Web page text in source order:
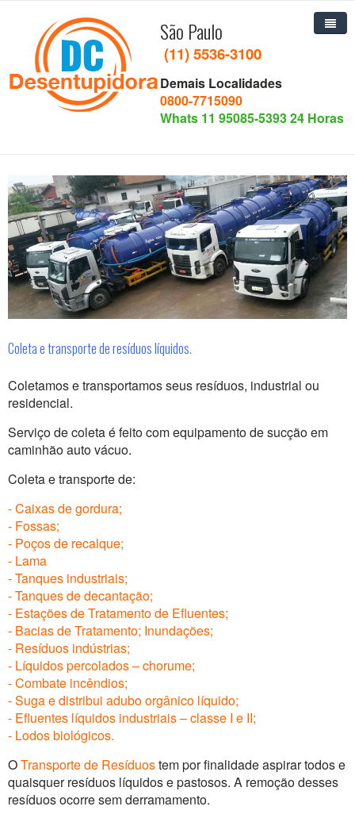
São Paulo
(11) 5536-3100
Demais Localidades
0800-7715090
Whats 11 95085-5393 24 Horas
Coleta e transporte de resíduos líquidos.
Coletamos e transportamos seus resíduos, industrial ou
residencial.
Serviço de coleta é feito com equipamento de sucção em
caminhão auto vácuo.
Coleta e transporte de:
- Caixas de gordura;
- Fossas;
- Poços de recalque;
- Lama
- Tanques industriais;
- Tanques de decantação;
- Estações de Tratamento de Efluentes;
- Bacias de Tratamento; Inundações;
- Resíduos indústrias;
- Líquidos percolados – chorume;
- Combate incêndios;
- Suga e distribui adubo orgânico líquido;
- Efluentes líquidos industriais – classe I e II;
- Lodos biológicos.
OTransporte de Resíduostem por finalidade aspirar todos e
quaisquer resíduos líquidos e pastosos. A remoção desses
resíduos ocorre sem derramamento.
Home
Desentupimento
Hidrojateamento
Alta-Pressão
Limpa Fossa
Esgotamento de Lama
Esgotamento de caixa de gordura
Limpeza de PV | Poços
Coleta e Transporte de Residuos
Missão e Visão
Contato